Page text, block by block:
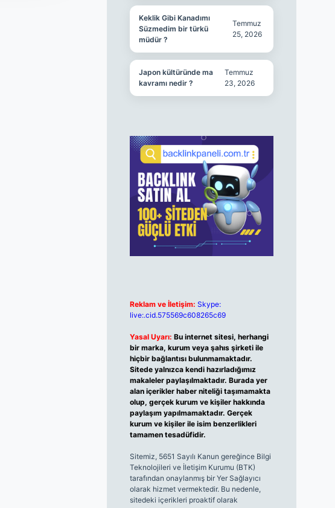
Keklik Gibi Kanadımı
Süzmedim bir türkü
müdür ?
Temmuz
25, 2026
Japon kültüründe ma
kavramı nedir ?
Temmuz
23, 2026
Reklam ve İletişim: Skype:
live:.cid.575569c608265c69
Yasal Uyarı: Bu internet sitesi, herhangi
bir marka, kurum veya şahıs şirketi ile
hiçbir bağlantısı bulunmamaktadır.
Sitede yalnızca kendi hazırladığımız
makaleler paylaşılmaktadır. Burada yer
alan içerikler haber niteliği taşımamakta
olup, gerçek kurum ve kişiler hakkında
paylaşım yapılmamaktadır. Gerçek
kurum ve kişiler ile isim benzerlikleri
tamamen tesadüfidir.
Sitemiz, 5651 Sayılı Kanun gereğince Bilgi
Teknolojileri ve İletişim Kurumu (BTK)
tarafından onaylanmış bir Yer Sağlayıcı
olarak hizmet vermektedir. Bu nedenle,
sitedeki içerikleri proaktif olarak